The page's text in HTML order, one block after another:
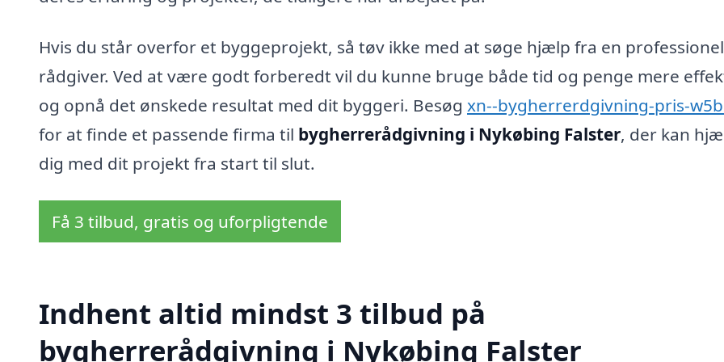
Hvis du står overfor et byggeprojekt, så tøv ikke med at søge hjælp fra en professionel
rådgiver. Ved at være godt forberedt vil du kunne bruge både tid og penge mere
og opnå det ønskede resultat med dit byggeri. Besøg xn--bygherrerdgivning-pris-
for at finde et passende firma til bygherrerådgivning i Nykøbing Falster, der kan
dig med dit projekt fra start til slut.
Få 3 tilbud, gratis og uforpligtende
Indhent altid mindst 3 tilbud på
bygherrerådgivning i Nykøbing Falster